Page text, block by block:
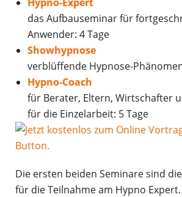
das Aufbauseminar für
Anwender: 4 Tage
Showhypnose
verblüffende Hypnose-
Hypno-Coach
für Berater, Eltern, Wirtschafter
für die Einzelarbeit: 5 Tage
Die ersten beiden Seminare sind
für die Teilnahme am Hypno